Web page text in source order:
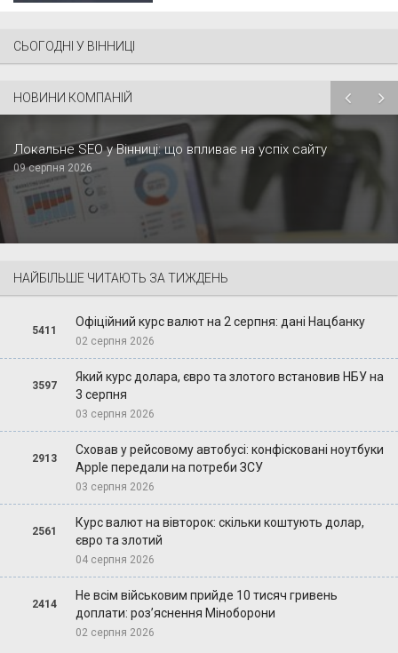
СЬОГОДНІ У ВІННИЦІ
НОВИНИ КОМПАНІЙ
Локальне SEO у Вінниці: що впливає на успіх сайту
09 серпня 2026
НАЙБІЛЬШЕ ЧИТАЮТЬ ЗА ТИЖДЕНЬ
5411
Офіційний курс валют на 2 серпня: дані Нацбанку
02 серпня 2026
3597
Який курс долара, євро та злотого встановив НБУ на
3 серпня
03 серпня 2026
2913
Сховав у рейсовому автобусі: конфісковані ноутбуки
Apple передали на потреби ЗСУ
03 серпня 2026
2561
Курс валют на вівторок: скільки коштують долар,
євро та злотий
04 серпня 2026
2414
Не всім військовим прийде 10 тисяч гривень
доплати: роз’яснення Міноборони
02 серпня 2026